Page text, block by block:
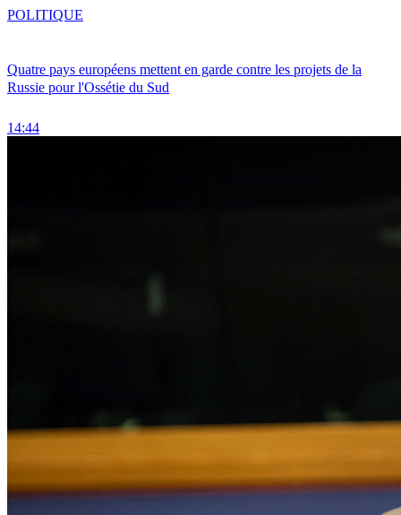
Quatre pays européens mettent en garde contre les projets de la
Russie pour l'Ossétie du Sud
14:44
POLITIQUE